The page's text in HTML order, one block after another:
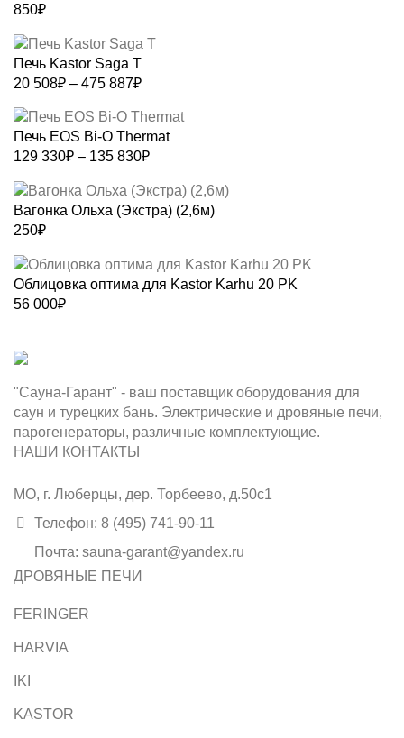
850₽
Печь Kastor Saga T
20 508₽ – 475 887₽Диапазон
20
508₽
–
475
887₽
Печь EOS Bi-O Thermat
129 330₽ – 135 830₽Диапазон
129
330₽
830₽
Вагонка Ольха (Экстра) (2,6м)
250₽
Облицовка оптима для Kastor Karhu 20 PK
56 000₽
"Сауна-Гарант" - ваш поставщик оборудования для
саун и турецких бань. Электрические и дровяные печи,
парогенераторы, различные комплектующие.
НАШИ КОНТАКТЫ
МО, г. Люберцы, дер. Торбеево, д.50с1
Телефон: 8 (495) 741-90-11
Почта: sauna-garant@yandex.ru
ДРОВЯНЫЕ ПЕЧИ
FERINGER
HARVIA
IKI
KASTOR